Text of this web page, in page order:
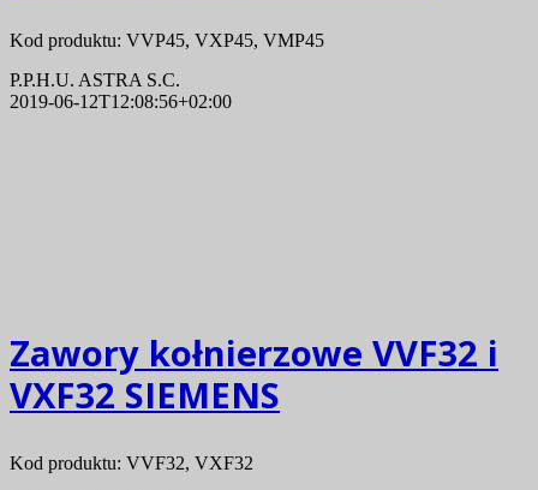
Kod produktu: VVP45, VXP45, VMP45
P.P.H.U. ASTRA S.C.
2019-06-12T12:08:56+02:00
Zawory kołnierzowe VVF32 i
VXF32 SIEMENS
Kod produktu: VVF32, VXF32